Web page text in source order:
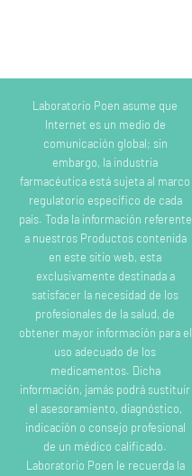
Laboratorio Poen asume que
Internet es un medio de
comunicación global; sin
embargo, la industria
farmacéutica está sujeta al marco
regulatorio específico de cada
país. Toda la información referente
a nuestros Productos contenida
en este sitio web, esta
exclusivamente destinada a
satisfacer la necesidad de los
profesionales de la salud, de
obtener mayor información para el
uso adecuado de los
medicamentos. Dicha
información, jamás podrá sustituir
el asesoramiento, diagnóstico,
indicación o consejo profesional
de un médico calificado.
Laboratorio Poen le recuerda la